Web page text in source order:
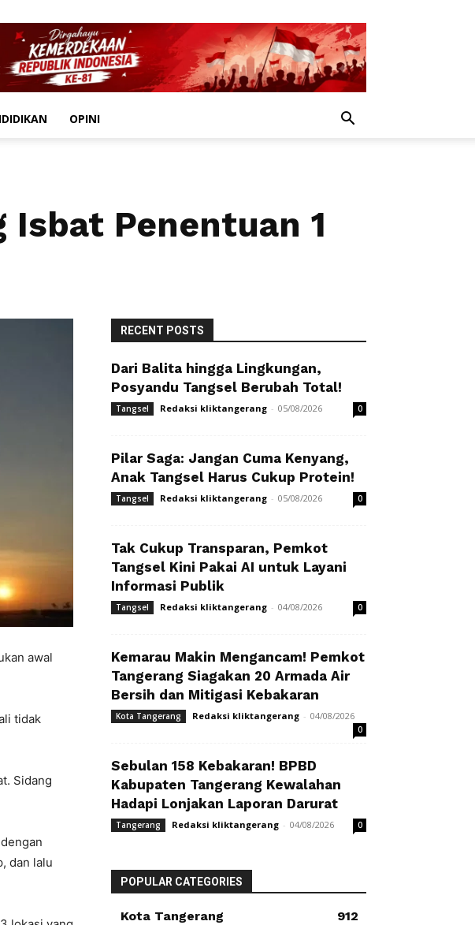
OPINI
Isbat Penentuan 1
awal
tidak
Sidang
dan lalu
RECENT POSTS
Dari Balita hingga Lingkungan,
Posyandu Tangsel Berubah Total!
Tangsel Redaksi kliktangerang - 05/08/2026 0
Pilar Saga: Jangan Cuma Kenyang,
Anak Tangsel Harus Cukup Protein!
Tangsel Redaksi kliktangerang - 05/08/2026 0
Tak Cukup Transparan, Pemkot
Tangsel Kini Pakai AI untuk Layani
Informasi Publik
Tangsel Redaksi kliktangerang - 04/08/2026 0
Kemarau Makin Mengancam! Pemkot
Tangerang Siagakan 20 Armada Air
Bersih dan Mitigasi Kebakaran
Kota Tangerang Redaksi kliktangerang - 04/08/2026
0
Sebulan 158 Kebakaran! BPBD
Kabupaten Tangerang Kewalahan
Hadapi Lonjakan Laporan Darurat
Tangerang Redaksi kliktangerang - 04/08/2026 0
POPULAR CATEGORIES
Kota Tangerang
912